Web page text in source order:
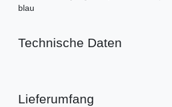
blau
Technische Daten
Lieferumfang